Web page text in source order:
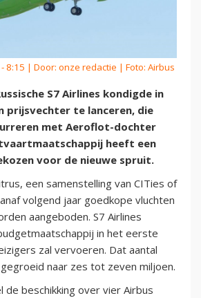
8:15 | Door: onze redactie | Foto: Airbus
S7 Airlines kondigde in
prijsvechter te lanceren, die
met Aeroflot-dochter
heeft een
voor de nieuwe spruit.
een samenstelling van CITies of
volgend jaar goedkope vluchten
aangeboden. S7 Airlines
in het eerste
zal vervoeren. Dat aantal
naar zes tot zeven miljoen.
de beschikking over vier Airbus